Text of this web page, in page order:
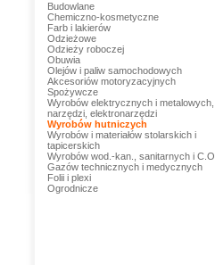
Budowlane
Chemiczno-kosmetyczne
Farb i lakierów
Odzieżowe
Odzieży roboczej
Obuwia
Olejów i paliw samochodowych
Akcesoriów motoryzacyjnych
Spożywcze
Wyrobów elektrycznych i metalowych,
narzędzi, elektronarzędzi
Wyrobów hutniczych
Wyrobów i materiałów stolarskich i
tapicerskich
Wyrobów wod.-kan., sanitarnych i C.O.
Gazów technicznych i medycznych
Folii i plexi
Ogrodnicze